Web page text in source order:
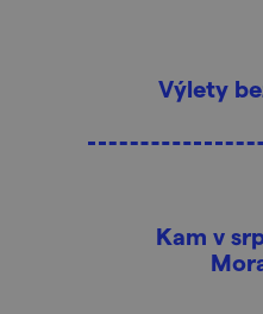
Výlety
Kam v